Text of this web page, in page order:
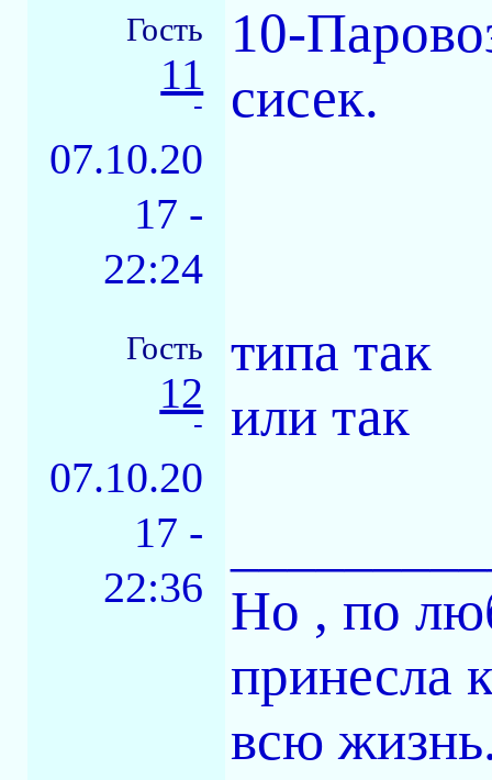
Гость
11
-
07.10.20
17 -
22:24
10-
сисек.
Гость
12
-
07.10.20
17 -
22:36
типа так
или так
Но , по
принесла
всю